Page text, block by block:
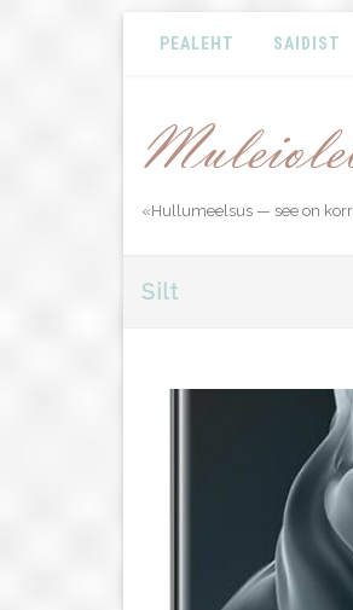
PEALEHT SAIDIST
«Hullumeelsus — see on
Silt